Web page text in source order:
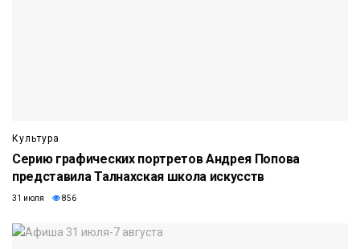
Культура
Серию графических портретов Андрея Попова
представила Талнахская школа искусств
31 июля 856